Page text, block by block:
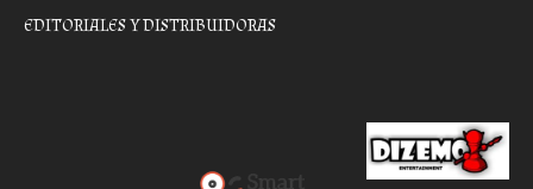
EDITORIALES Y DISTRIBUIDORAS